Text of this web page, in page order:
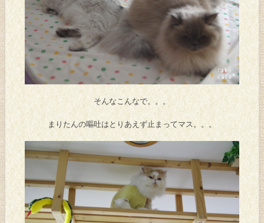
そんなこんなで。。。
まりたんの嘔吐はとりあえず止まってマス。。。